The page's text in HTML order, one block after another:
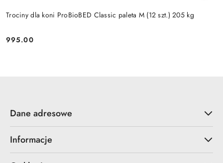
Trociny dla koni ProBioBED Classic paleta M (12 szt.) 205 kg
Cena:
995.00
Dane adresowe
Informacje